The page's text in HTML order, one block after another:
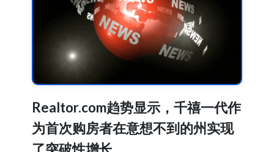
Realtor.com趋势显示，千禧一代作
为首次购房者在意想不到的州实现
了突破性增长